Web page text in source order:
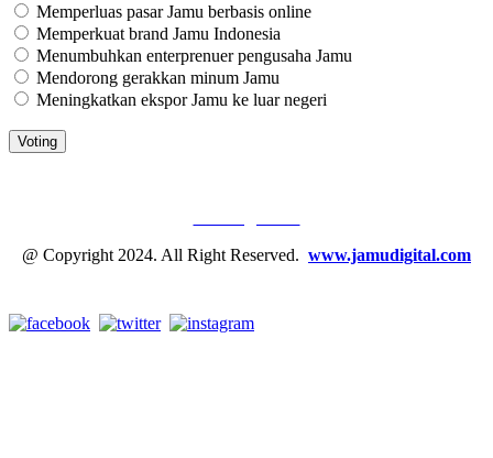
Memperluas pasar Jamu berbasis online
Memperkuat brand Jamu Indonesia
Menumbuhkan enterprenuer pengusaha Jamu
Mendorong gerakkan minum Jamu
Meningkatkan ekspor Jamu ke luar negeri
@ Copyright 2024. All Right Reserved. www.jamudigital.com